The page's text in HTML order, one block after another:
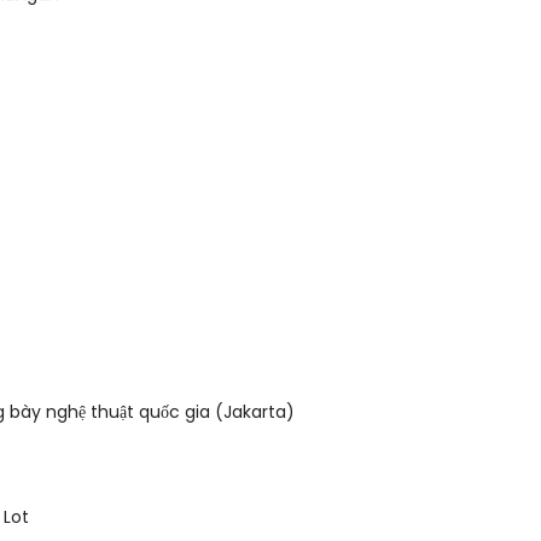
bày nghệ thuật quốc gia (Jakarta)